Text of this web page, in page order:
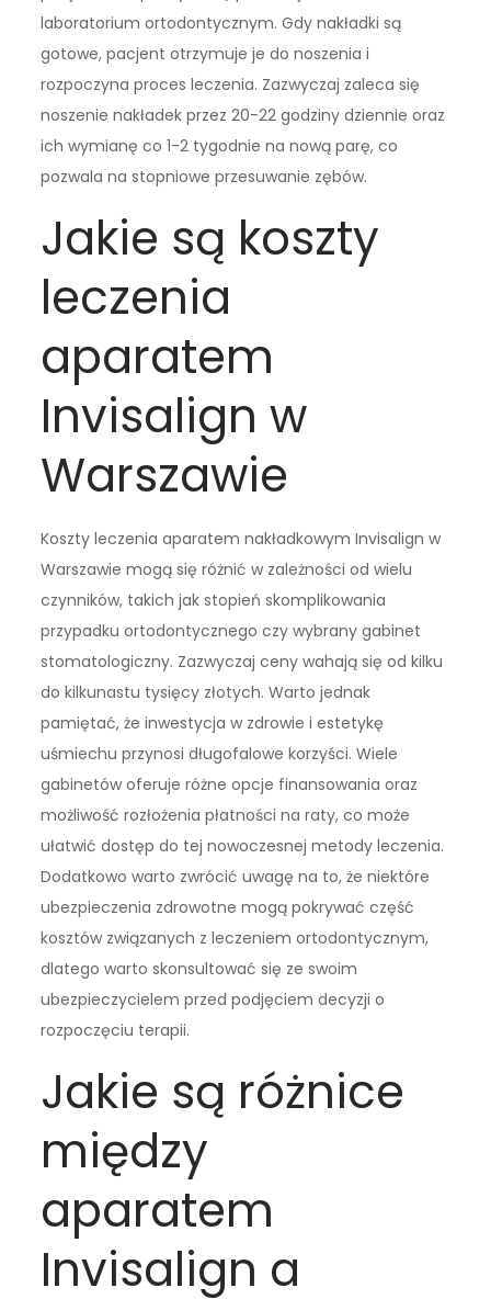
laboratorium ortodontycznym. Gdy nakładki są
gotowe, pacjent otrzymuje je do noszenia i
rozpoczyna proces leczenia. Zazwyczaj zaleca się
noszenie nakładek przez 20-22 godziny dziennie oraz
ich wymianę co 1-2 tygodnie na nową parę, co
pozwala na stopniowe przesuwanie zębów.
Jakie są koszty
leczenia
aparatem
Invisalign w
Warszawie
Koszty leczenia aparatem nakładkowym Invisalign w
Warszawie mogą się różnić w zależności od wielu
czynników, takich jak stopień skomplikowania
przypadku ortodontycznego czy wybrany gabinet
stomatologiczny. Zazwyczaj ceny wahają się od kilku
do kilkunastu tysięcy złotych. Warto jednak
pamiętać, że inwestycja w zdrowie i estetykę
uśmiechu przynosi długofalowe korzyści. Wiele
gabinetów oferuje różne opcje finansowania oraz
możliwość rozłożenia płatności na raty, co może
ułatwić dostęp do tej nowoczesnej metody leczenia.
Dodatkowo warto zwrócić uwagę na to, że niektóre
ubezpieczenia zdrowotne mogą pokrywać część
kosztów związanych z leczeniem ortodontycznym,
dlatego warto skonsultować się ze swoim
ubezpieczycielem przed podjęciem decyzji o
rozpoczęciu terapii.
Jakie są różnice
między
aparatem
Invisalign a